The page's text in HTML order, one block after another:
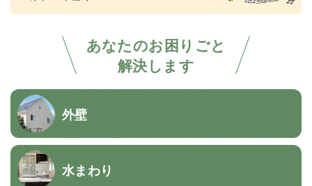
あなたのお困りごと
解決します
外壁
水まわり